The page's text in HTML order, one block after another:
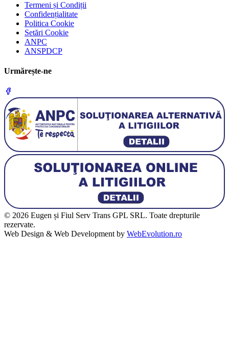
Termeni și Condiții
Confidențialitate
Politica Cookie
Setări Cookie
ANPC
ANSPDCP
Urmărește-ne
© 2026 Eugen și Fiul Serv Trans GPL SRL. Toate drepturile
rezervate.
Web Design & Web Development by WebEvolution.ro